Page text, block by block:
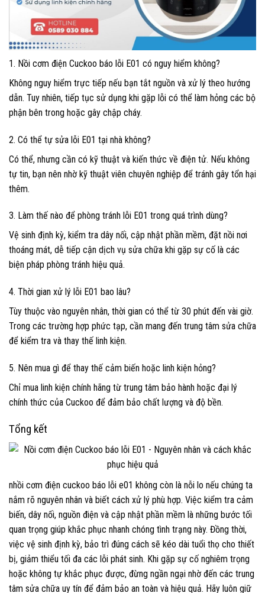
1. Nồi cơm điện Cuckoo báo lỗi E01 có nguy hiểm không?
Không nguy hiểm trực tiếp nếu bạn tắt nguồn và xử lý theo hướng
dẫn. Tuy nhiên, tiếp tục sử dụng khi gặp lỗi có thể làm hỏng các bộ
phận bên trong hoặc gây chập cháy.
2. Có thể tự sửa lỗi E01 tại nhà không?
Có thể, nhưng cần có kỹ thuật và kiến thức về điện tử. Nếu không
tự tin, bạn nên nhờ kỹ thuật viên chuyên nghiệp để tránh gây tổn hại
thêm.
3. Làm thế nào để phòng tránh lỗi E01 trong quá trình dùng?
Vệ sinh định kỳ, kiểm tra dây nối, cập nhật phần mềm, đặt nồi nơi
thoáng mát, dễ tiếp cận dịch vụ sửa chữa khi gặp sự cố là các
biện pháp phòng tránh hiệu quả.
4. Thời gian xử lý lỗi E01 bao lâu?
Tùy thuộc vào nguyên nhân, thời gian có thể từ 30 phút đến vài giờ.
Trong các trường hợp phức tạp, cần mang đến trung tâm sửa chữa
để kiểm tra và thay thế linh kiện.
5. Nên mua gì để thay thế cảm biến hoặc linh kiện hỏng?
Chỉ mua linh kiện chính hãng từ trung tâm bảo hành hoặc đại lý
chính thức của Cuckoo để đảm bảo chất lượng và độ bền.
Tổng kết
nhồi cơm điện cuckoo báo lỗi e01 không còn là nỗi lo nếu chúng ta
nắm rõ nguyên nhân và biết cách xử lý phù hợp. Việc kiểm tra cảm
biến, dây nối, nguồn điện và cập nhật phần mềm là những bước tối
quan trọng giúp khắc phục nhanh chóng tình trạng này. Đồng thời,
việc vệ sinh định kỳ, bảo trì đúng cách sẽ kéo dài tuổi thọ cho thiết
bị, giảm thiểu tối đa các lỗi phát sinh. Khi gặp sự cố nghiêm trọng
hoặc không tự khắc phục được, đừng ngần ngại nhờ đến các trung
tâm sửa chữa uy tín để đảm bảo an toàn và hiệu quả. Hãy luôn giữ